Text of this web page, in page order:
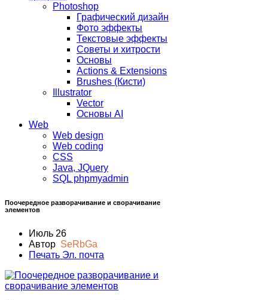
Photoshop
Графический дизайн
Фото эффекты
Текстовые эффекты
Советы и хитрости
Основы
Actions & Extensions
Brushes (Кисти)
Illustrator
Vector
Основы AI
Web
Web design
Web coding
CSS
Java, JQuery
SQL phpmyadmin
Поочередное разворачивание и сворачивание
элементов
Июль 26
Автор SeRbGa
Печать Эл. почта